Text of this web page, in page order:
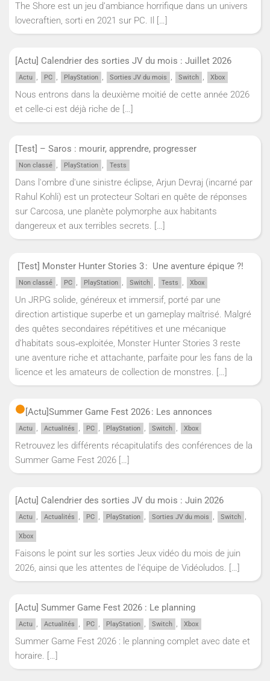
The Shore est un jeu d’ambiance horrifique dans un univers
lovecraftien, sorti en 2021 sur PC. Il […]
[Actu] Calendrier des sorties JV du mois : Juillet 2026
Actu , PC , PlayStation , Sorties JV du mois , Switch , Xbox
Nous entrons dans la deuxième moitié de cette année 2026
et celle-ci est déjà riche de […]
[Test] – Saros : mourir, apprendre, progresser
Non classé , PlayStation , Tests
Dans l'ombre d'une sinistre éclipse, Arjun Devraj (incarné par
Rahul Kohli) est un protecteur Soltari en quête de réponses
sur Carcosa, une planète polymorphe aux habitants
dangereux et aux terribles secrets. […]
[Test] Monster Hunter Stories 3 : Une aventure épique ?!
Non classé , PC , PlayStation , Switch , Tests , Xbox
Un JRPG solide, généreux et immersif, porté par une
direction artistique superbe et un gameplay maîtrisé. Malgré
des quêtes secondaires répétitives et une mécanique
d’habitats sous‑exploitée, Monster Hunter Stories 3 reste
une aventure riche et attachante, parfaite pour les fans de la
licence et les amateurs de collection de monstres. […]
[Actu]Summer Game Fest 2026 : Les annonces
Actu , Actualités , PC , PlayStation , Switch , Xbox
Retrouvez les différents récapitulatifs des conférences de la
Summer Game Fest 2026 […]
[Actu] Calendrier des sorties JV du mois : Juin 2026
Actu , Actualités , PC , PlayStation , Sorties JV du mois , Switch ,
Xbox
Faisons le point sur les sorties Jeux vidéo du mois de juin
2026, ainsi que les attentes de l'équipe de Vidéoludos. […]
[Actu] Summer Game Fest 2026 : Le planning
Actu , Actualités , PC , PlayStation , Switch , Xbox
Summer Game Fest 2026 : le planning complet avec date et
horaire. […]